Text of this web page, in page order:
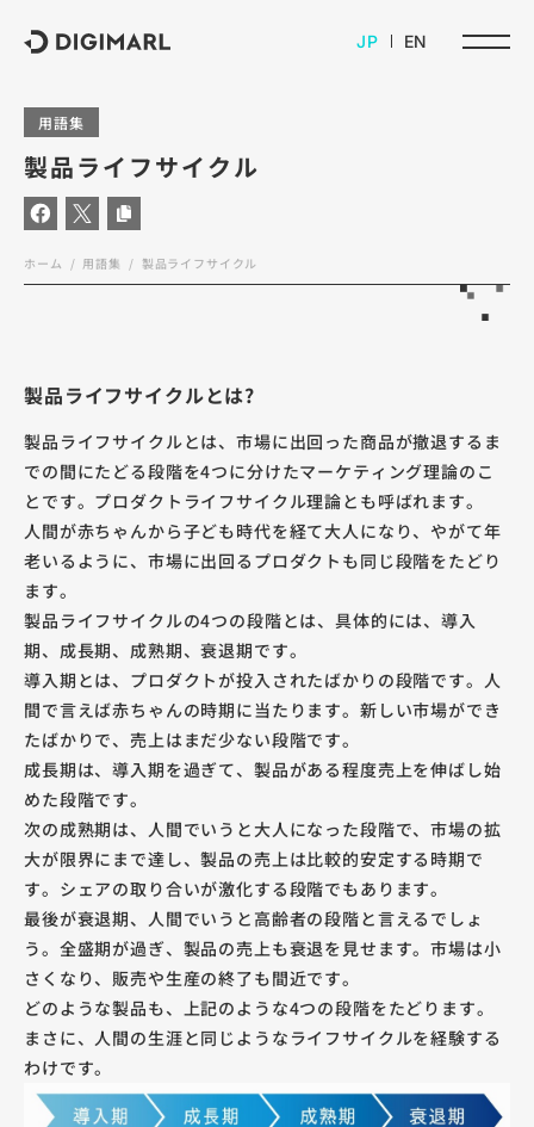
JP EN
用語集
製品ライフサイクル
ホーム 用語集 製品ライフサイクル
製品ライフサイクルとは?
製品ライフサイクルとは、市場に出回った商品が撤退するま
での間にたどる段階を4つに分けたマーケティング理論のこ
とです。プロダクトライフサイクル理論とも呼ばれます。
人間が赤ちゃんから子ども時代を経て大人になり、やがて年
老いるように、市場に出回るプロダクトも同じ段階をたどり
ます。
製品ライフサイクルの4つの段階とは、具体的には、導入
期、成長期、成熟期、衰退期です。
導入期とは、プロダクトが投入されたばかりの段階です。人
間で言えば赤ちゃんの時期に当たります。新しい市場ができ
たばかりで、売上はまだ少ない段階です。
成長期は、導入期を過ぎて、製品がある程度売上を伸ばし始
めた段階です。
次の成熟期は、人間でいうと大人になった段階で、市場の拡
大が限界にまで達し、製品の売上は比較的安定する時期で
す。シェアの取り合いが激化する段階でもあります。
最後が衰退期、人間でいうと高齢者の段階と言えるでしょ
う。全盛期が過ぎ、製品の売上も衰退を見せます。市場は小
さくなり、販売や生産の終了も間近です。
どのような製品も、上記のような4つの段階をたどります。
まさに、人間の生涯と同じようなライフサイクルを経験する
わけです。